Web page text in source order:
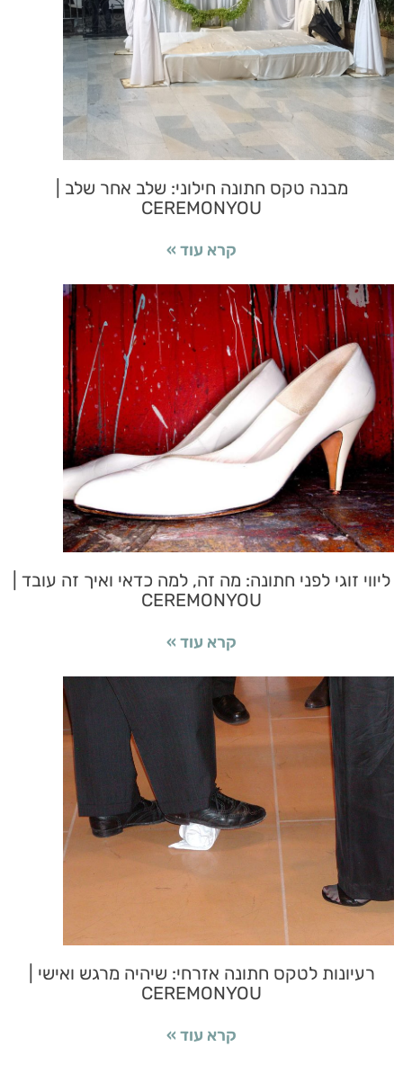
מבנה טקס חתונה חילוני: שלב אחר שלב |
CEREMONYOU
קרא עוד »
ליווי זוגי לפני חתונה: מה זה, למה כדאי ואיך זה עובד |
CEREMONYOU
קרא עוד »
רעיונות לטקס חתונה אזרחי: שיהיה מרגש ואישי |
CEREMONYOU
קרא עוד »